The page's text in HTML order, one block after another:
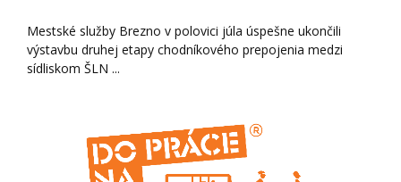
Mestské služby Brezno v polovici júla úspešne ukončili
výstavbu druhej etapy chodníkového prepojenia medzi
sídliskom ŠLN ...